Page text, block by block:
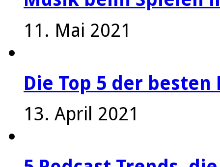
11. Mai 2021
Die Top 5 der besten
13. April 2021